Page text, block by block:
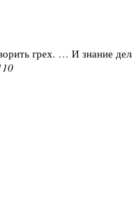
грех. … И знание